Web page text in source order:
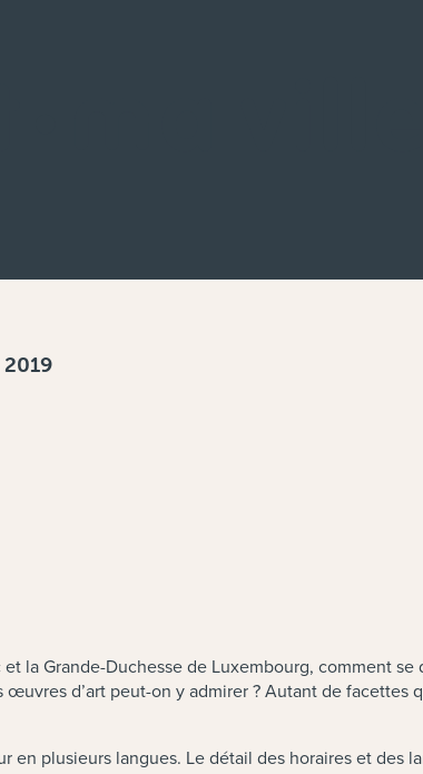
la Grande-Duchesse de Luxembourg, comment
d’art peut-on y admirer ? Autant de
en plusieurs langues. Le détail des horaires et des